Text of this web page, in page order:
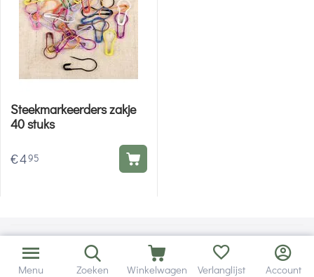
Steekmarkeerders zakje
40 stuks
€495
Menu Zoeken Winkelwagen Verlanglijst Account